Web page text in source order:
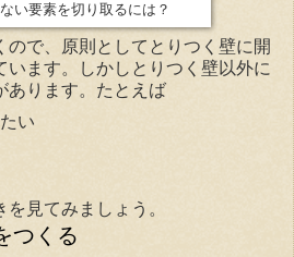
い要素を切り取るには？
ので、原則としてとりつく壁に開
います。しかしとりつく壁以外に
あります。たとえば
い
見てみましょう。
つくる